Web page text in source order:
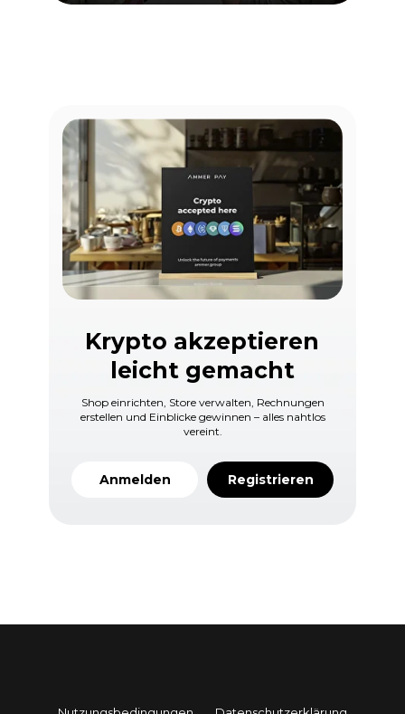
Registrieren
Shop einrichten, Store verwalten, Rechnungen
erstellen und Einblicke gewinnen – alles nahtlos
vereint.
Krypto akzeptieren
leicht gemacht
Anmelden